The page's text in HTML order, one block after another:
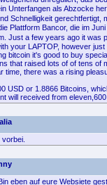
Unterfangen als Abzocke
Schnelligkeit gerechtfertigt,
Plattform Bancor, die im
Just a few years ago it was
your LAPTOP, however
bitcoin it's good to buy
that raised lots of of tens of
time, there was a rising
USD or 1.8866 Bitcoins,
will received from eleven,600
eben auf eure Websiete